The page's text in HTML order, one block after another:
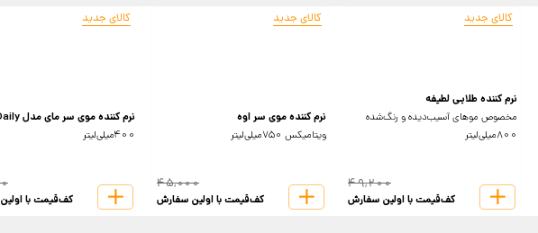
کالای جدید
نرم کننده طلایی لطیفه
مخصوص موهای آسیب‌دیده و رنگ‌شده
800میلی‌لیتر
49,200
کف‌قیمت با اولین سفارش
کالای جدید
نرم کننده موی سر اوه
ویتامیکس 750میلی‌لیتر
45,000
کف‌قیمت با اولین سفارش
کالای جدید
نرم کننده موی سر مای مدل Nutri Daily
400میلی‌لیتر
کف‌قیمت با